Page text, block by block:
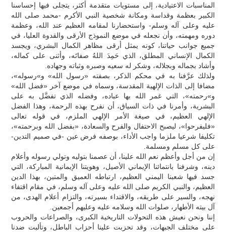
المناسبات الاعتيادية، إلى مستويات متقدمة أكثر، يتجلى فيها إحساسنا
الكبير بعظمة وقداسة ومكانة شخصية النبي الأكرم -محمد صلى الله
عليه وعلى آله وسلم- واستحضارنا لمقامه العظيم عند الله، وعظمة
دوره ومهمته، وأن نجعله في موضع النموذج الأرقى والقدوة العليا، في
جميع جوانب حياتنا، كونه يمثل أرقى مظاهر الكمال البشري، ويجسد
الكمال الإنساني المطلق، الذي حَمِدَ اللهُ صفاتَه، وأثنى على كماله،
وأشاد بجماله وبجلاله، وشكر له سعيه وصبره وثباته وجهاده.
ولذلك عرَّفنا به في محكم الذكر، بصفته «رسول الله» و»رسوله»،
مضافا إلى الذات الإلهية المقدسة، وسماه في موضع آخر «فضل الله»
و»رحمته»، التي غمر الله بها عباده، وفضله الذي تفضَّل به على
البشرية، وأمرنا في ذات السياق، أن نفرح بهذه الرحمة، وهذا الفضل
الإلهي العظيم، في صيغة الأمر الإلهي الملزم، في قوله تعالى
«فليفرحوا»، ليصبح الاحتفال والفرح والسعادة، «بفضل الله وبرحمته»،
تكليفا شرعيا ملزما واجب الأداء، بوصفه فرض عين -في صميم التدين-
على كل مسلم ومسلمة.
إن من أجل وأعظم نعم الله علينا، أن عصمنا بتوليه وتولي رسوله وأعلام
دينه، وشرفنا بانتمائنا الإيماني الأصيل، وهويتنا الإيمانية المباركة، التي
جسد فيها شعبنا اليمني العظيم، ارتباطه العميق والمتين، بهذا الدين
العظيم، والنبي الكريم صلى الله عليه وعلى آله وسلم، في مقام اقتفاء
نهجه، والسير على طريقه، والاقتداء بسيرته، والتزام أعلام الهدى، من
آل بيته الأطهار، صلوات الله وسلامه عليه وعليهم أجمعين.
إننا ونحن نعيش هذه التحولات التاريخية الكبرى، والصراعات والحروب
على مختلف الجبهات، وقد تحزبت علينا أحزاب الباطل، وتألبت ضدنا